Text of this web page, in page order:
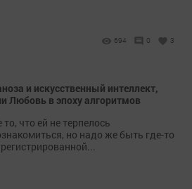
694 0 3
и искусственный интеллект,
Любовь в эпоху алгоритмов
то, что ей не терпелось
но надо же быть где-то